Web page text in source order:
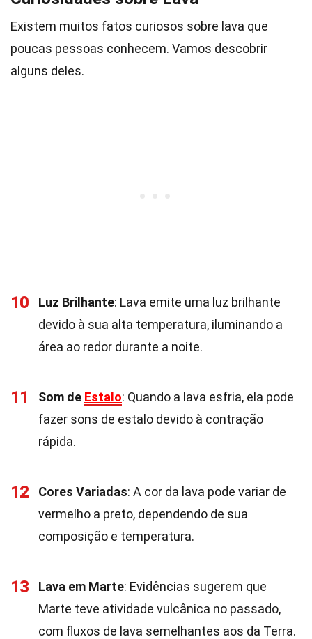
Existem muitos fatos curiosos sobre lava que
poucas pessoas conhecem. Vamos descobrir
alguns deles.
10 Luz Brilhante: Lava emite uma luz brilhante
devido à sua alta temperatura, iluminando a
área ao redor durante a noite.
11 Som de Estalo: Quando a lava esfria, ela pode
fazer sons de estalo devido à contração
rápida.
12 Cores Variadas: A cor da lava pode variar de
vermelho a preto, dependendo de sua
composição e temperatura.
13 Lava em Marte: Evidências sugerem que
Marte teve atividade vulcânica no passado,
com fluxos de lava semelhantes aos da Terra.